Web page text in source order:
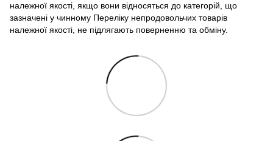
належної якості, якщо вони відносяться до категорій, що
зазначені у чинному Переліку непродовольчих товарів
належної якості, не підлягають поверненню та обміну.